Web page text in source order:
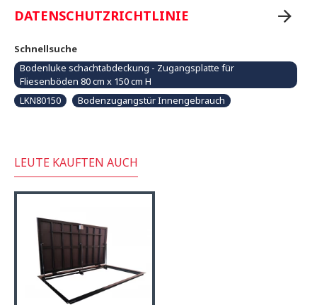
DATENSCHUTZRICHTLINIE
Schnellsuche
Bodenluke schachtabdeckung - Zugangsplatte für
Fliesenböden 80 cm x 150 cm H
LKN80150
Bodenzugangstür Innengebrauch
LEUTE KAUFTEN AUCH